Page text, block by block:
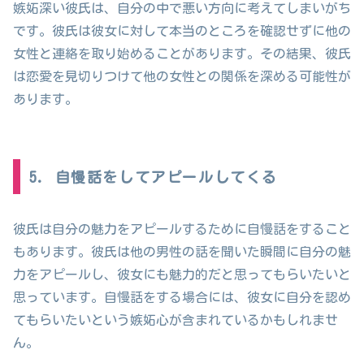
嫉妬深い彼氏は、自分の中で悪い方向に考えてしまいがち
です。彼氏は彼女に対して本当のところを確認せずに他の
女性と連絡を取り始めることがあります。その結果、彼氏
は恋愛を見切りつけて他の女性との関係を深める可能性が
あります。
5. 自慢話をしてアピールしてくる
彼氏は自分の魅力をアピールするために自慢話をすること
もあります。彼氏は他の男性の話を聞いた瞬間に自分の魅
力をアピールし、彼女にも魅力的だと思ってもらいたいと
思っています。自慢話をする場合には、彼女に自分を認め
てもらいたいという嫉妬心が含まれているかもしれませ
ん。